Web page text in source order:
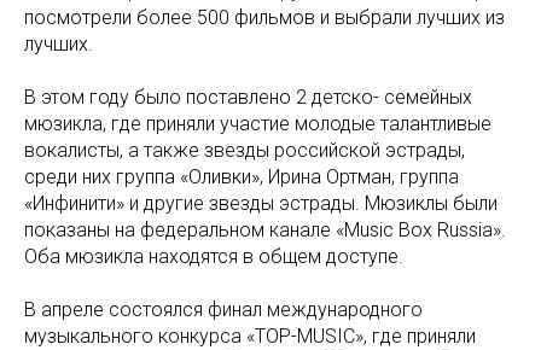
посмотрели более 500 фильмов и выбрали лучших из
лучших.
В этом году было поставлено 2 детско- семейных
мюзикла, где приняли участие молодые талантливые
вокалисты, а также звезды российской эстрады,
среди них группа «Оливки», Ирина Ортман, группа
«Инфинити» и другие звезды эстрады. Мюзиклы были
показаны на федеральном канале «Music Box Russia».
Оба мюзикла находятся в общем доступе.
В апреле состоялся финал международного
музыкального конкурса «TOP-MUSIC», где приняли